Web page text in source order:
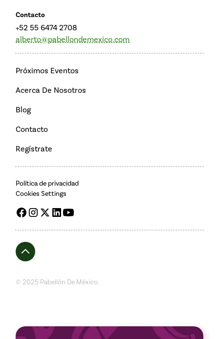
Contacto
+52 55 6474 2708
alberto@pabellondemexico.com
Próximos Eventos
Acerca De Nosotros
Blog
Contacto
Regístrate
Política de privacidad
Cookies Settings
© 2025 Pabellón De México.